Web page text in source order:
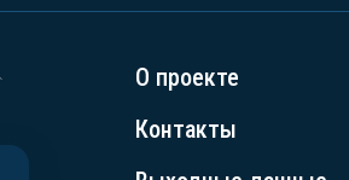
О проекте
Контакты